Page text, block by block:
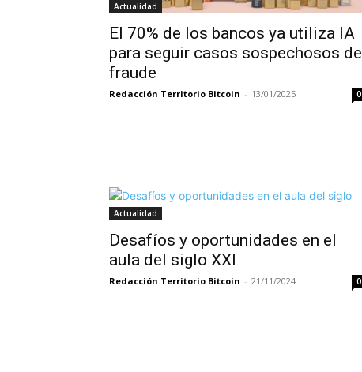
Actualidad
El 70% de los bancos ya utiliza IA
para seguir casos sospechosos de
fraude
Redacción Territorio Bitcoin - 13/01/2025 0
Actualidad
Desafíos y oportunidades en el
aula del siglo XXI
Redacción Territorio Bitcoin - 21/11/2024 0